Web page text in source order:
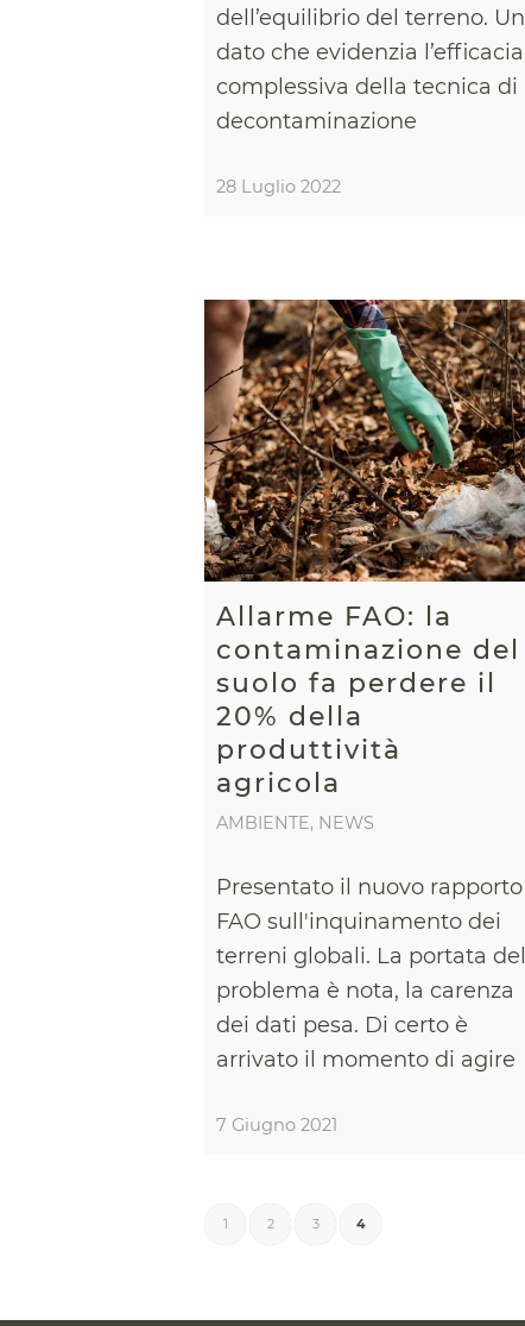
dell’equilibrio del terreno. Un
dato che evidenzia l’efficacia
complessiva della tecnica di
decontaminazione
28 Luglio 2022
Allarme FAO: la
contaminazione del
suolo fa perdere il
20% della
produttività
agricola
AMBIENTE, NEWS
Presentato il nuovo rapporto
FAO sull'inquinamento dei
terreni globali. La portata del
problema è nota, la carenza
dei dati pesa. Di certo è
arrivato il momento di agire
7 Giugno 2021
1 2 3 4